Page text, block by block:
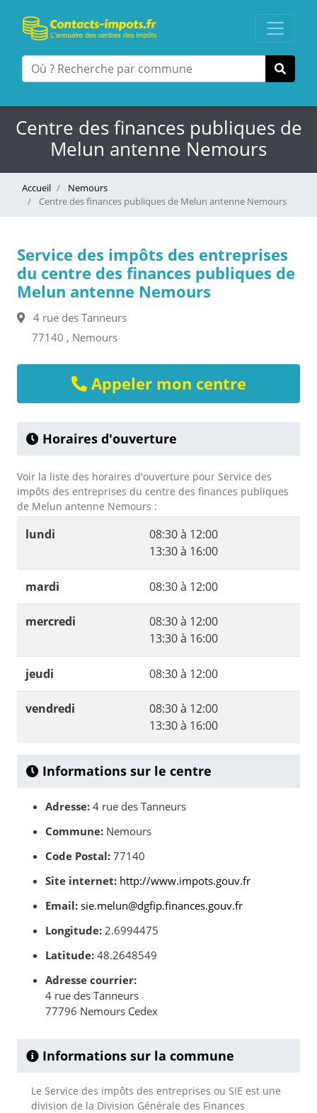
Centre des finances publiques de
Melun antenne Nemours
Accueil
Nemours
Centre des finances publiques de Melun antenne Nemours
Service des impôts des entreprises
du centre des finances publiques de
Melun antenne Nemours
4 rue des Tanneurs
77140 , Nemours
Appeler mon centre
Horaires d'ouverture
Voir la liste des horaires d'ouverture pour Service des
impôts des entreprises du centre des finances publiques
de Melun antenne Nemours :
lundi
08:30 à 12:00
13:30 à 16:00
mardi 08:30 à 12:00
mercredi
08:30 à 12:00
13:30 à 16:00
jeudi 08:30 à 12:00
vendredi
08:30 à 12:00
13:30 à 16:00
Informations sur le centre
Adresse: 4 rue des Tanneurs
Commune: Nemours
Code Postal: 77140
Site internet: http://www.impots.gouv.fr
Email: sie.melun@dgfip.finances.gouv.fr
Longitude: 2.6994475
Latitude: 48.2648549
Adresse courrier:
4 rue des Tanneurs
77796 Nemours Cedex
Informations sur la commune
Le Service des impôts des entreprises ou SIE est une
division de la Division Générale des Finances